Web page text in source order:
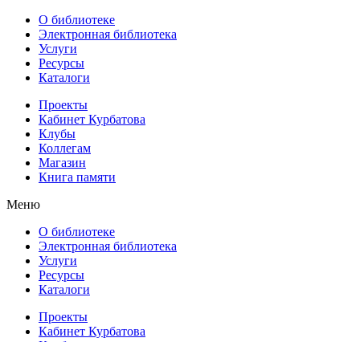
О библиотеке
Электронная библиотека
Услуги
Ресурсы
Каталоги
Проекты
Кабинет Курбатова
Клубы
Коллегам
Магазин
Книга памяти
Меню
О библиотеке
Электронная библиотека
Услуги
Ресурсы
Каталоги
Проекты
Кабинет Курбатова